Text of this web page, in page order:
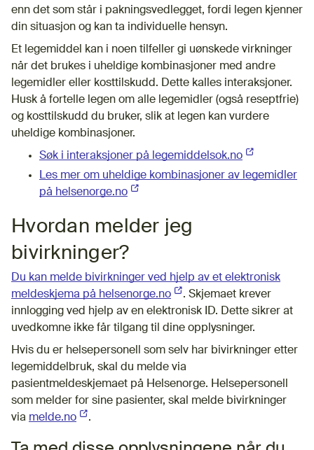
enn det som står i pakningsvedlegget, fordi legen kjenner
din situasjon og kan ta individuelle hensyn.
Et legemiddel kan i noen tilfeller gi uønskede virkninger
når det brukes i uheldige kombinasjoner med andre
legemidler eller kosttilskudd. Dette kalles interaksjoner.
Husk å fortelle legen om alle legemidler (også reseptfrie)
og kosttilskudd du bruker, slik at legen kan vurdere
uheldige kombinasjoner.
Søk i interaksjoner på legemiddelsok.no (Ekstern
Les mer om uheldige kombinasjoner av legemidler
på helsenorge.no (Ekstern lenke)
Hvordan melder jeg
bivirkninger?
Du kan melde bivirkninger ved hjelp av et elektronisk
meldeskjema på helsenorge.no (Ekstern lenke)
. Skjemaet krever
innlogging ved hjelp av en elektronisk ID. Dette sikrer at
uvedkomne ikke får tilgang til dine opplysninger.
Hvis du er helsepersonell som selv har bivirkninger etter
legemiddelbruk, skal du melde via
pasientmeldeskjemaet på Helsenorge. Helsepersonell
som melder for sine pasienter, skal melde bivirkninger
via melde.no (Ekstern lenke)
.